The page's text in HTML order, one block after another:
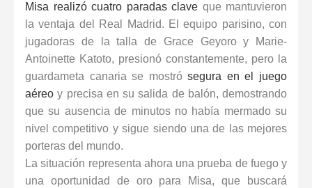
Misa realizó cuatro paradas clave que mantuvieron
la ventaja del Real Madrid. El equipo parisino, con
jugadoras de la talla de Grace Geyoro y Marie-
Antoinette Katoto, presionó constantemente, pero la
guardameta canaria se mostrósegura en el juego
aéreo y precisa en su salida de balón, demostrando
que su ausencia de minutos no había mermado su
nivel competitivo y sigue siendo una de las mejores
porteras del mundo.
La situación representa ahora una prueba de fuego y
una oportunidad de oro para Misa, que buscará